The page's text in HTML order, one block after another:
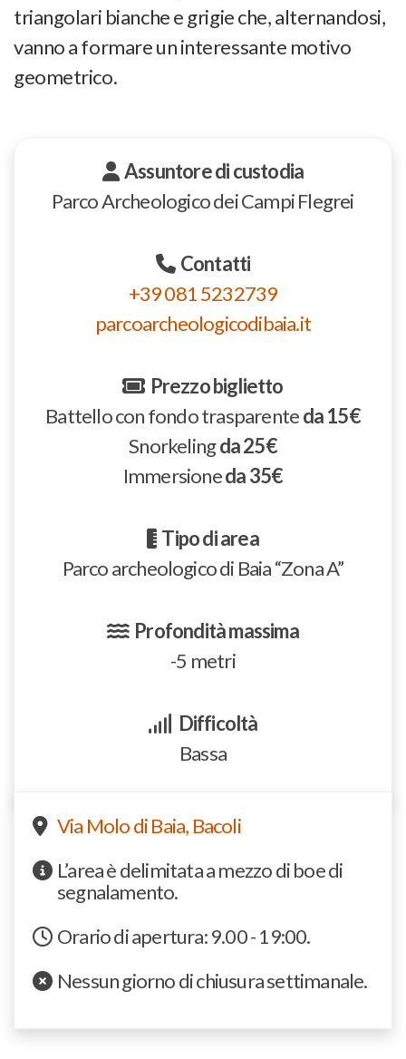
triangolari bianche e grigie che, alternandosi,
vanno a formare un interessante motivo
geometrico.
Assuntore di custodia
Parco Archeologico dei Campi Flegrei
Contatti
+39 081 5232739
parcoarcheologicodibaia.it
Prezzo biglietto
Battello con fondo trasparenteda 15€
Snorkelingda 25€
Immersioneda 35€
Tipo di area
Parco archeologico di Baia “Zona A”
Profondità massima
-5 metri
Difficoltà
Bassa
Via Molo di Baia, Bacoli
L’area è delimitata a mezzo di boe di
segnalamento.
Orario di apertura: 9.00 - 19:00.
Nessun giorno di chiusura settimanale.